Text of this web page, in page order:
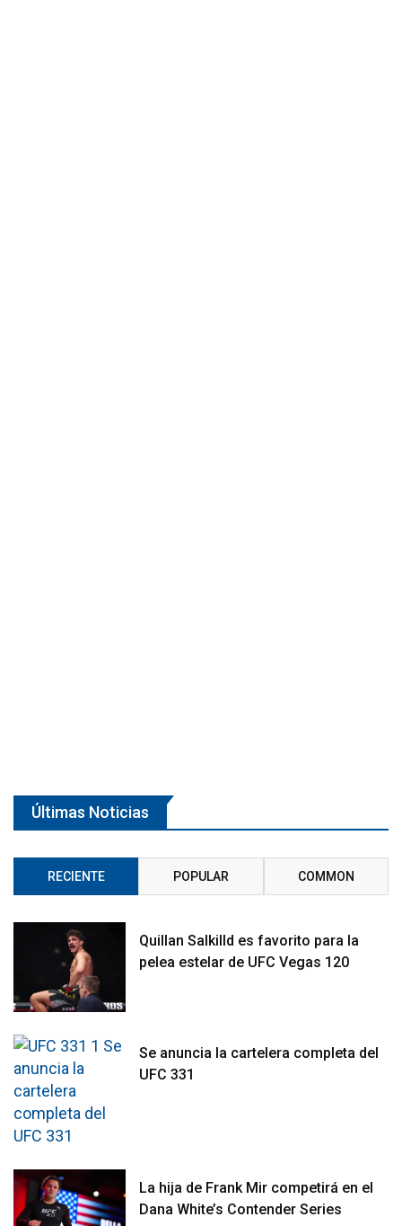
Últimas Noticias
RECIENTE POPULAR COMMON
Quillan Salkilld es favorito para la
pelea estelar de UFC Vegas 120
Se anuncia la cartelera completa del
UFC 331
La hija de Frank Mir competirá en el
Dana White’s Contender Series